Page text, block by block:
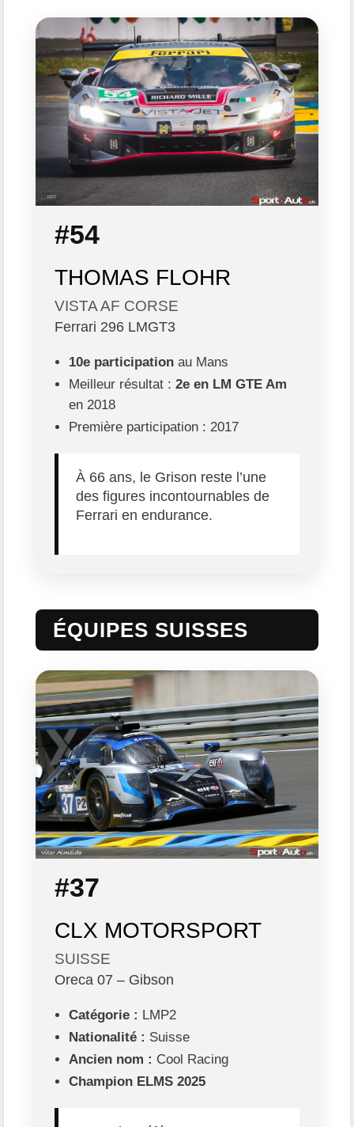
#54
THOMAS FLOHR
VISTA AF CORSE
Ferrari 296 LMGT3
10e participation au Mans
Meilleur résultat :2e en LM GTE Am
en 2018
Première participation : 2017
À 66 ans, le Grison reste l’une
des figures incontournables de
Ferrari en endurance.
ÉQUIPES SUISSES
#37
CLX MOTORSPORT
SUISSE
Oreca 07 – Gibson
Catégorie : LMP2
Nationalité : Suisse
Ancien nom : Cool Racing
Champion ELMS 2025